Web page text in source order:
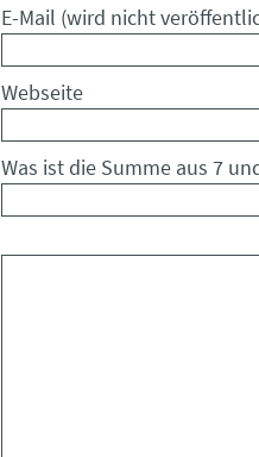
Pflichtfeld
E-Mail (wird nicht
Webseite
Was ist die Summe aus 7